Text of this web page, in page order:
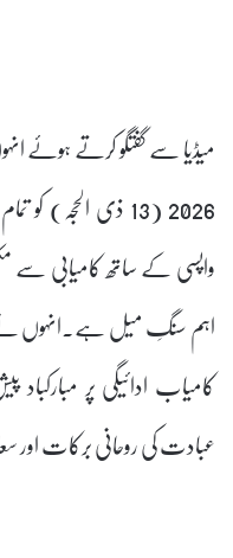
2026 (13 ذی
واپسی کے ساتھ کامیابی سے
اہم سنگِ میل ہے۔انہوں نے
کامیاب ادائیگی پر
عبادت کی روحانی برکات اور